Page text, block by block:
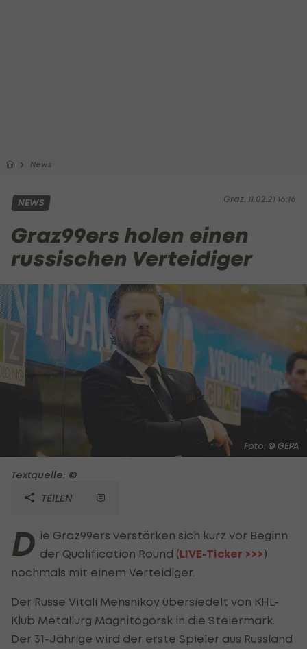
News
Graz, 11.02.21 16:16
NEWS
Graz99ers holen einen
russischen Verteidiger
Foto: © GEPA
Textquelle: ©
TEILEN
D ie Graz99ers verstärken sich kurz vor Beginn
der Qualification Round (LIVE-Ticker >>>)
nochmals mit einem Verteidiger.
Der Russe Vitali Menshikov übersiedelt von KHL-
Klub Metallurg Magnitogorsk in die Steiermark.
Der 31-Jährige wird der erste Spieler aus Russland